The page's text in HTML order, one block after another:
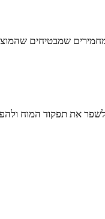
שמבטיחים
לשפר את תפקוד המוח